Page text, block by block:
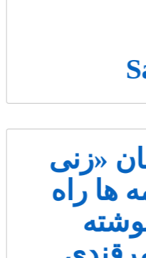
«زنی
ها راه